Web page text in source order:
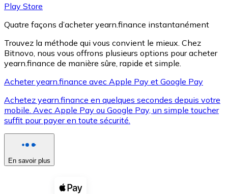
XRP
XRP
Voir toutes
Coupons crypto
Play Store
Quatre façons d’acheter yearn.finance instantanément
Trouvez la méthode qui vous convient le mieux. Chez
Bitnovo, nous vous offrons plusieurs options pour acheter
yearn.finance de manière sûre, rapide et simple.
Acheter yearn.finance avec Apple Pay et Google Pay
Achetez yearn.finance en quelques secondes depuis votre
mobile. Avec Apple Pay ou Google Pay, un simple toucher
suffit pour payer en toute sécurité.
En savoir plus